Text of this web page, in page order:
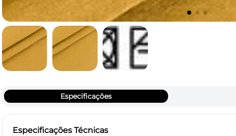
Especificações
Especificações Técnicas